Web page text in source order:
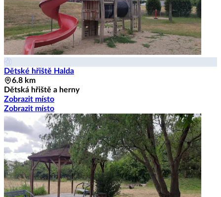
Dětské hřiště Halda
6.8 km
Dětská hřiště a herny
Zobrazit místo
Zobrazit místo